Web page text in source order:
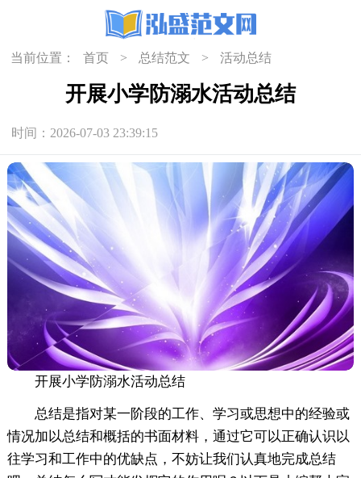
当前位置： 首页 > 总结范文 > 活动总结
开展小学防溺水活动总结
时间：2026-07-03 23:39:15
开展小学防溺水活动总结
总结是指对某一阶段的工作、学习或思想中的经验或
情况加以总结和概括的书面材料，通过它可以正确认识以
往学习和工作中的优缺点，不妨让我们认真地完成总结